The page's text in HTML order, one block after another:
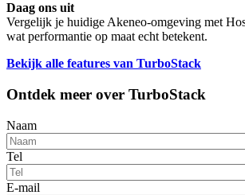
Daag ons uit
Vergelijk je huidige Akeneo-omgeving met
wat performantie op maat echt betekent.
Bekijk alle features van TurboStack
Ontdek meer over TurboStack
Naam
Tel
E-mail